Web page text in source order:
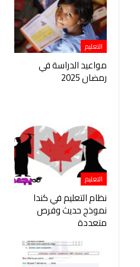
التعليم
مواعيد الدراسة في
رمضان 2025
التعليم
نظام التعليم في كندا
نموذج حديث وفرص
متعددة